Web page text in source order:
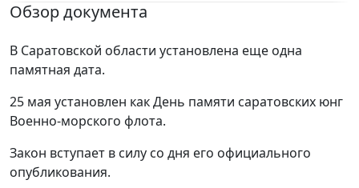
Обзор документа
В Саратовской области установлена еще одна
памятная дата.
25 мая установлен как День памяти саратовских юнг
Военно-морского флота.
Закон вступает в силу со дня его официального
опубликования.